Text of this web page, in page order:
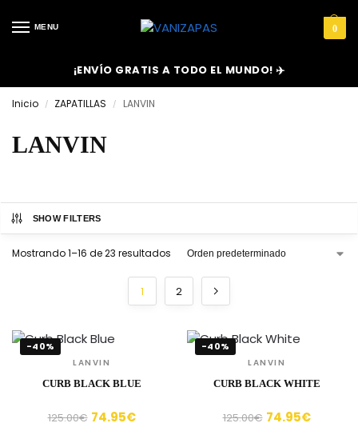
MENU 0
¡ENVÍO GRATIS A TODO EL MUNDO! ✈️
Inicio / ZAPATILLAS / LANVIN
LANVIN
SHOW FILTERS
Mostrando 1–16 de 23 resultados
1 2
-40%
LANVIN
CURB BLACK BLUE
125.00€ 74.95€
-40%
LANVIN
CURB BLACK WHITE
125.00€ 74.95€